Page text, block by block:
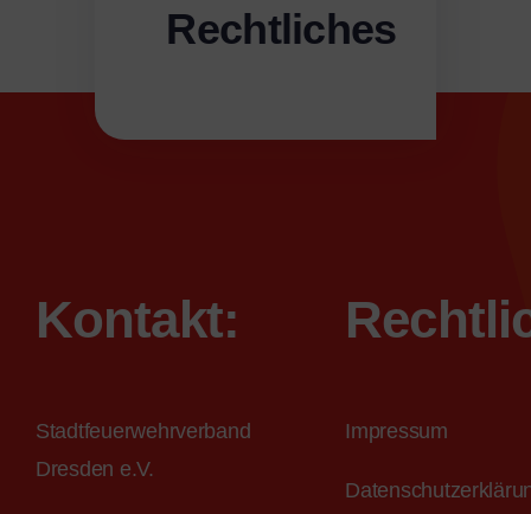
Rechtliches
Kontakt:
Stadtfeuerwehrverband
Dresden e.V.
Impressum